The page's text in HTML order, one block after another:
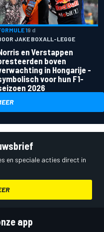
19 d
JAKE BOXALL-LEGGE
en Verstappen
boven
in Hongarije -
voor hun F1-
2026
en speciale acties direct in
app